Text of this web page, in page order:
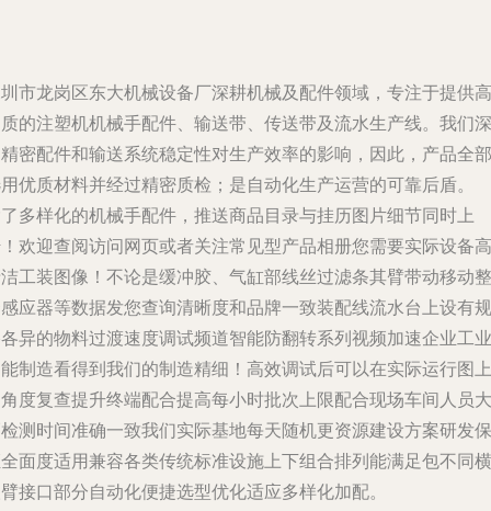
市龙岗区东大机械设备厂深耕机械及配件领域，专注于提供高
的注塑机机械手配件、输送带、传送带及流水生产线。我们深
密配件和输送系统稳定性对生产效率的影响，因此，产品全部
优质材料并经过精密质检；是自动化生产运营的可靠后盾。
多样化的机械手配件，推送商品目录与挂历图片细节同时上
欢迎查阅访问网页或者关注常见型产品相册您需要实际设备高
工装图像！不论是缓冲胶、气缸部线丝过滤条其臂带动移动整
应器等数据发您查询清晰度和品牌一致装配线流水台上设有规
异的物料过渡速度调试频道智能防翻转系列视频加速企业工业
制造看得到我们的制造精细！高效调试后可以在实际运行图上
度复查提升终端配合提高每小时批次上限配合现场车间人员大
测时间准确一致我们实际基地每天随机更资源建设方案研发保
面度适用兼容各类传统标准设施上下组合排列能满足包不同横
接口部分自动化便捷选型优化适应多样化加配。